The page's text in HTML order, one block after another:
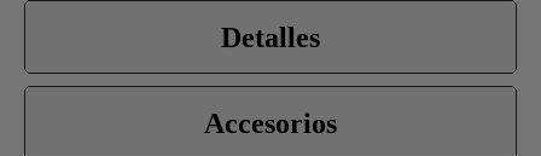
Detalles
Accesorios